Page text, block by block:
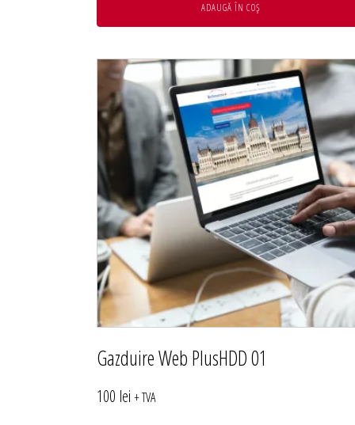
ADAUGĂ ÎN COȘ
Gazduire Web PlusHDD 01
100 lei + TVA